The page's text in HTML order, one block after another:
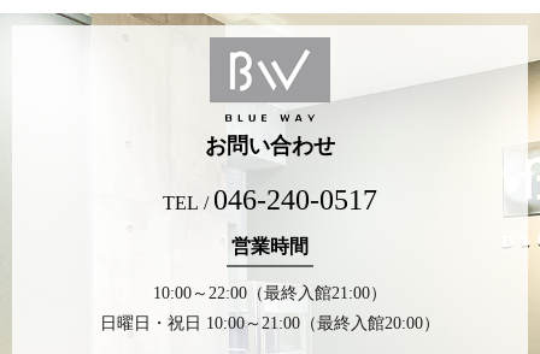
お問い合わせ
TEL / 046-240-0517
営業時間
10:00～22:00（最終入館21:00）
日曜日・祝日 10:00～21:00（最終入館20:00）